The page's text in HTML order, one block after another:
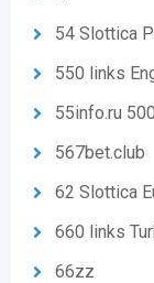
54 Slottica
550 links
55info.ru 500
567bet.club
62 Slottica
660 links
66zz